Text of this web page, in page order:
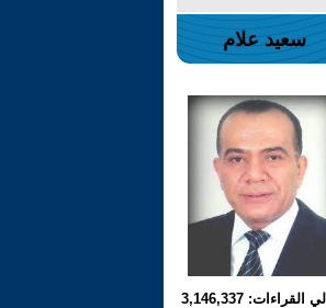
سعيد علام
القراءات: 3,146,337